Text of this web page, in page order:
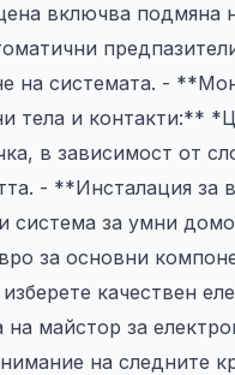
включва подмяна
на системата. -
тела и контакти:**
в зависимост от
- **Инсталация за
система за умни
за основни
качествен
на майстор за
на следните